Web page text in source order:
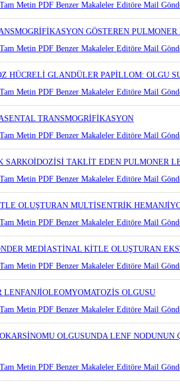
HAMARTOM :OLGU SUNUMU
Tam MetinPDFBenzer MakalelerEditöre Mail
GÖSTEREN
Tam MetinPDFBenzer MakalelerEditöre Mail
HÜCRELİ GLANDÜLER PAPİLLOM: OLGU
Tam MetinPDFBenzer MakalelerEditöre Mail
TRANSMOGRİFİKASYON
Tam MetinPDFBenzer MakalelerEditöre Mail
TAKLİT EDEN PULMONER
Tam MetinPDFBenzer MakalelerEditöre Mail
OLUŞTURAN MULTİSENTRİK
Tam MetinPDFBenzer MakalelerEditöre Mail
MEDİASTİNAL KİTLE OLUŞTURAN
Tam MetinPDFBenzer MakalelerEditöre Mail
LENFANJİOLEOMYOMATOZİS OLGUSU
Tam MetinPDFBenzer MakalelerEditöre Mail
OLGUSUNDA LENF